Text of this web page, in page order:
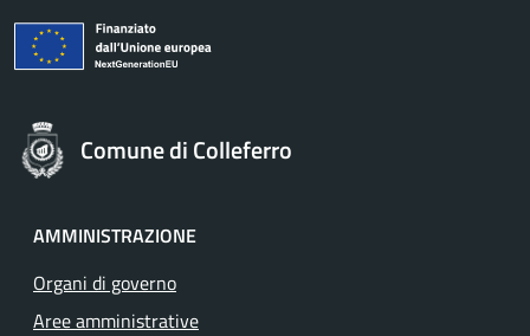
Comune di Colleferro
AMMINISTRAZIONE
Organi di governo
Aree amministrative